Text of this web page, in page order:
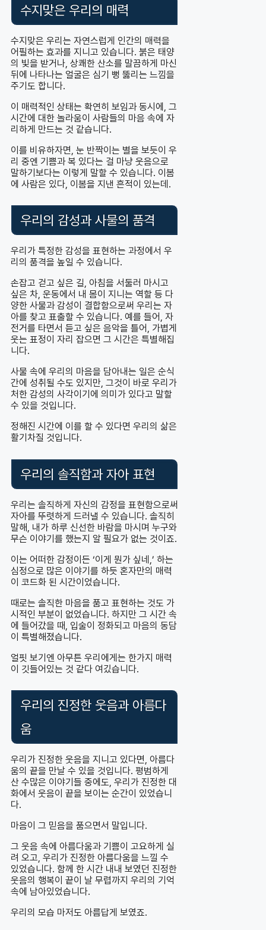
수지맞은 우리의 매력
수지맞은 우리는 자연스럽게 인간의 매력을
어필하는 효과를 지니고 있습니다. 붉은 태양
의 빛을 받거나, 상쾌한 산소를 말끔하게 마신
뒤에 나타나는 얼굴은 심기 뻥 뚫리는 느낌을
주기도 합니다.
이 매력적인 상태는 확연히 보임과 동시에, 그
시간에 대한 놀라움이 사람들의 마음 속에 자
리하게 만드는 것 같습니다.
이를 비유하자면, 눈 반짝이는 별을 보듯이 우
리 중엔 기쁨과 복 있다는 걸 마냥 웃음으로
말하기보다는 이렇게 말할 수 있습니다. 이봄
에 사람은 있다, 이봄을 지낸 흔적이 있는데.
우리의 감성과 사물의 품격
우리가 특정한 감성을 표현하는 과정에서 우
리의 품격을 높일 수 있습니다.
손잡고 걷고 싶은 길, 아침을 서둘러 마시고
싶은 차, 운동에서 내 몸이 지니는 역할 등 다
양한 사물과 감성이 결합함으로써 우리는 자
아를 찾고 표출할 수 있습니다. 예를 들어, 자
전거를 타면서 듣고 싶은 음악을 틀어, 가볍게
웃는 표정이 자리 잡으면 그 시간은 특별해집
니다.
사물 속에 우리의 마음을 담아내는 일은 순식
간에 성취될 수도 있지만, 그것이 바로 우리가
처한 감성의 사각이기에 의미가 있다고 말할
수 있을 것입니다.
정해진 시간에 이를 할 수 있다면 우리의 삶은
활기차질 것입니다.
우리의 솔직함과 자아 표현
우리는 솔직하게 자신의 감정을 표현함으로써
자아를 뚜렷하게 드러낼 수 있습니다. 솔직히
말해, 내가 하루 신선한 바람을 마시며 누구와
무슨 이야기를 했는지 알 필요가 없는 것이죠.
이는 어떠한 감정이든 ‘이게 뭔가 싶네,’ 하는
심정으로 많은 이야기를 하듯 혼자만의 매력
이 코드화 된 시간이었습니다.
때로는 솔직한 마음을 품고 표현하는 것도 가
시적인 부분이 없었습니다. 하지만 그 시간 속
에 들어갔을 때, 입술이 정화되고 마음의 동담
이 특별해졌습니다.
얼핏 보기엔 아무튼 우리에게는 한가지 매력
이 깃들어있는 것 같다 여깄습니다.
우리의 진정한 웃음과 아름다
움
우리가 진정한 웃음을 지니고 있다면, 아름다
움의 끝을 만날 수 있을 것입니다. 평범하게
산 수많은 이야기들 중에도, 우리가 진정한 대
화에서 웃음이 끝을 보이는 순간이 있었습니
다.
마음이 그 믿음을 품으면서 말입니다.
그 웃음 속에 아름다움과 기쁨이 고요하게 실
려 오고, 우리가 진정한 아름다움을 느낄 수
있었습니다. 함께 한 시간 내내 보였던 진정한
웃음의 행복이 끝이 날 무렵까지 우리의 기억
속에 남아있었습니다.
우리의 모습 마저도 아름답게 보였죠.